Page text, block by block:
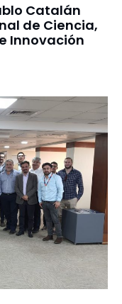
Catalán
de Ciencia,
Innovación